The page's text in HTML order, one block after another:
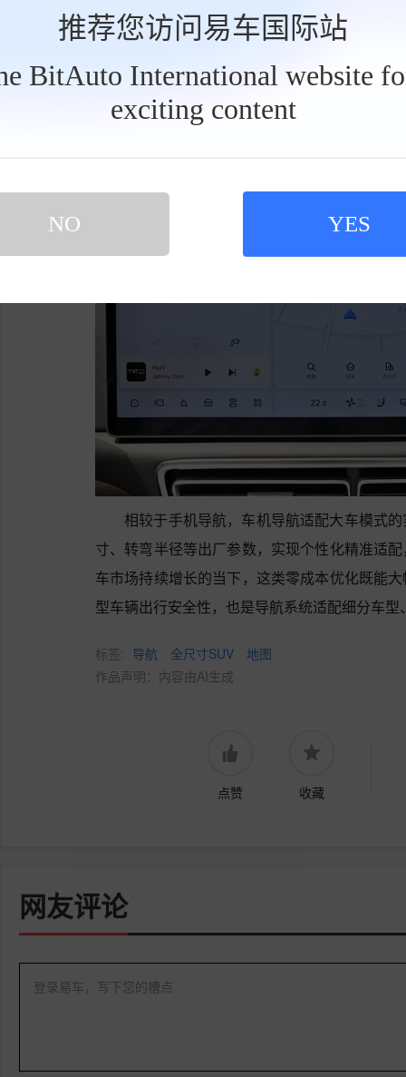
推荐您访问易车国际站
BitAuto International website
exciting content
NO YES
宽车身的路线，主动规避窄弯道、迷你地库、
警、通行提示，无需新增硬件设备，仅通过算
相较于手机导航，车机导航适配大车模式
寸、转弯半径等出厂参数，实现个性化精准适
车市场持续增长的当下，这类零成本优化既能
型车辆出行安全性，也是导航系统适配细分车
标签: 导航 全尺寸SUV
地图
作品声明：内容由AI生成
点赞 收藏
网友评论
登录易车，写下您的槽点